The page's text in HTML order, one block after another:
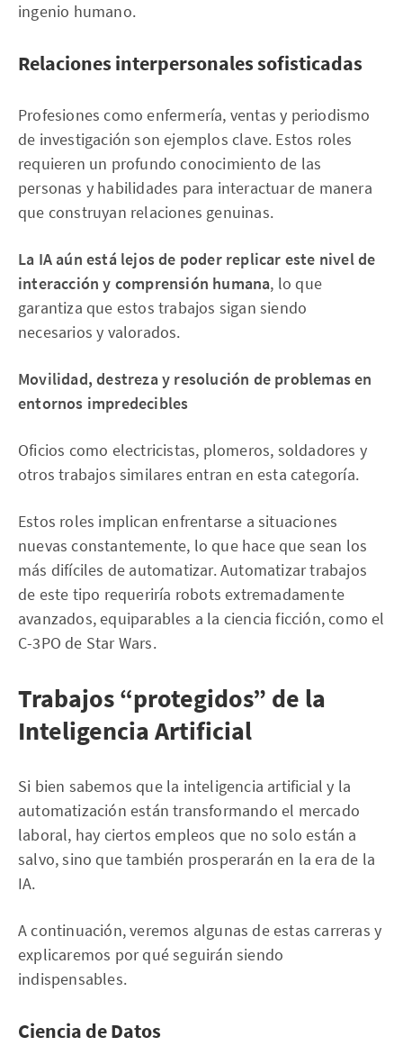
ingenio humano.
Relaciones interpersonales sofisticadas
Profesiones como enfermería, ventas y periodismo
de investigación son ejemplos clave. Estos roles
requieren un profundo conocimiento de las
personas y habilidades para interactuar de manera
que construyan relaciones genuinas.
La IA aún está lejos de poder replicar este nivel de
interacción y comprensión humana, lo que
garantiza que estos trabajos sigan siendo
necesarios y valorados.
Movilidad, destreza y resolución de problemas en
entornos impredecibles
Oficios como electricistas, plomeros, soldadores y
otros trabajos similares entran en esta categoría.
Estos roles implican enfrentarse a situaciones
nuevas constantemente, lo que hace que sean los
más difíciles de automatizar. Automatizar trabajos
de este tipo requeriría robots extremadamente
avanzados, equiparables a la ciencia ficción, como el
C-3PO de Star Wars.
Trabajos “protegidos” de la
Inteligencia Artificial
Si bien sabemos que la inteligencia artificial y la
automatización están transformando el mercado
laboral, hay ciertos empleos que no solo están a
salvo, sino que también prosperarán en la era de la
IA.
A continuación, veremos algunas de estas carreras y
explicaremos por qué seguirán siendo
indispensables.
Ciencia de Datos